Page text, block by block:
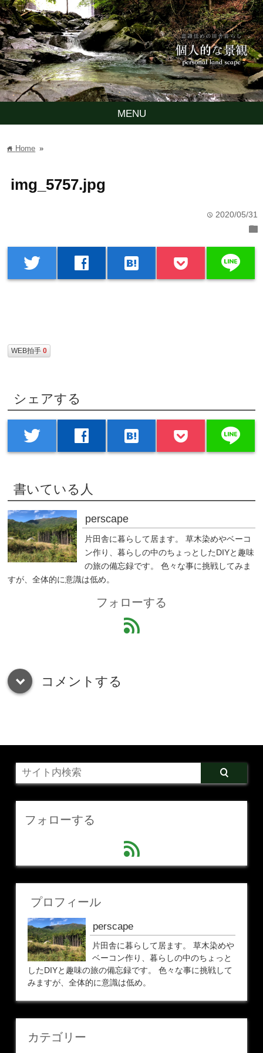
MENU
home Home »
img_5757.jpg
time 2020/05/31
folder
twitter facebook hatenabookmark line
WEB拍手0
シェアする
twitter facebook hatenabookmark line
書いている人
perscape
片田舎に暮らして居ます。 草木染めやベーコ
ン作り、暮らしの中のちょっとしたDIYと趣味
の旅の備忘録です。 色々な事に挑戦してみま
すが、全体的に意識は低め。
フォローする
feed
down コメントする
フォローする
feed
プロフィール
perscape
片田舎に暮らして居ます。 草木染めや
ベーコン作り、暮らしの中のちょっと
したDIYと趣味の旅の備忘録です。 色々な事に挑戦して
みますが、全体的に意識は低め。
カテゴリー